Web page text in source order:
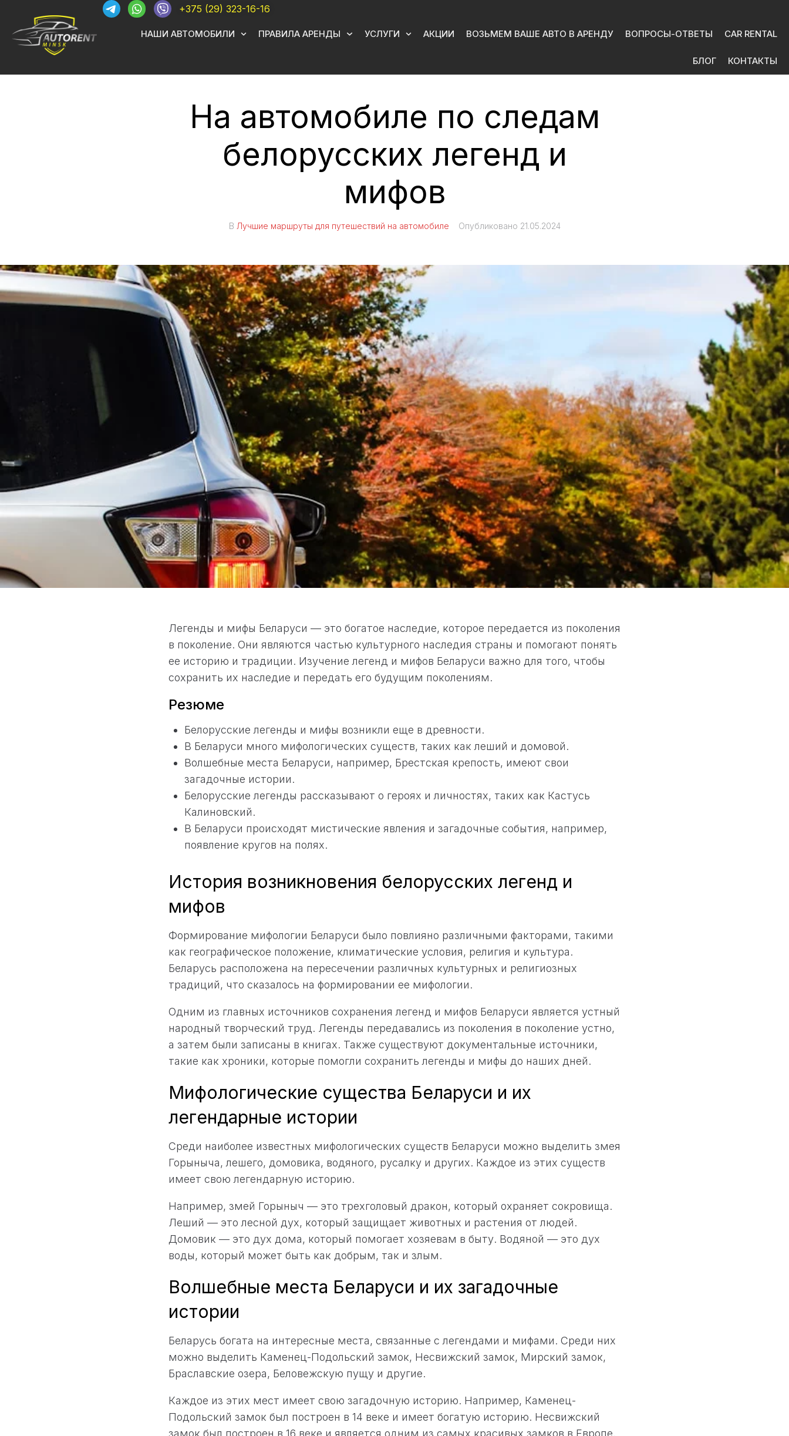
+375 (29) 323-16-16
НАШИ АВТОМОБИЛИ ПРАВИЛА АРЕНДЫ УСЛУГИ АКЦИИ ВОЗЬМЕМ ВАШЕ АВТО В АРЕНДУ ВОПРОСЫ-ОТВЕТЫ CAR RENTAL
БЛОГ КОНТАКТЫ
На автомобиле по следам
белорусских легенд и
мифов
В Лучшие маршруты для путешествий на автомобиле Опубликовано 21.05.2024
Легенды и мифы Беларуси — это богатое наследие, которое передается из поколения
в поколение. Они являются частью культурного наследия страны и помогают понять
ее историю и традиции. Изучение легенд и мифов Беларуси важно для того, чтобы
сохранить их наследие и передать его будущим поколениям.
Резюме
Белорусские легенды и мифы возникли еще в древности.
В Беларуси много мифологических существ, таких как леший и домовой.
Волшебные места Беларуси, например, Брестская крепость, имеют свои
загадочные истории.
Белорусские легенды рассказывают о героях и личностях, таких как Кастусь
Калиновский.
В Беларуси происходят мистические явления и загадочные события, например,
появление кругов на полях.
История возникновения белорусских легенд и
мифов
Формирование мифологии Беларуси было повлияно различными факторами, такими
как географическое положение, климатические условия, религия и культура.
Беларусь расположена на пересечении различных культурных и религиозных
традиций, что сказалось на формировании ее мифологии.
Одним из главных источников сохранения легенд и мифов Беларуси является устный
народный творческий труд. Легенды передавались из поколения в поколение устно,
а затем были записаны в книгах. Также существуют документальные источники,
такие как хроники, которые помогли сохранить легенды и мифы до наших дней.
Мифологические существа Беларуси и их
легендарные истории
Среди наиболее известных мифологических существ Беларуси можно выделить змея
Горыныча, лешего, домовика, водяного, русалку и других. Каждое из этих существ
имеет свою легендарную историю.
Например, змей Горыныч — это трехголовый дракон, который охраняет сокровища.
Леший — это лесной дух, который защищает животных и растения от людей.
Домовик — это дух дома, который помогает хозяевам в быту. Водяной — это дух
воды, который может быть как добрым, так и злым.
Волшебные места Беларуси и их загадочные
истории
Беларусь богата на интересные места, связанные с легендами и мифами. Среди них
можно выделить Каменец-Подольский замок, Несвижский замок, Мирский замок,
Браславские озера, Беловежскую пущу и другие.
Каждое из этих мест имеет свою загадочную историю. Например, Каменец-
Подольский замок был построен в 14 веке и имеет богатую историю. Несвижский
замок был построен в 16 веке и является одним из самых красивых замков в Европе.